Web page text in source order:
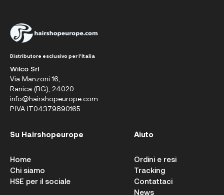
Distributore esclusivo per l'Italia
Wilco Srl
Via Manzoni 16,
Ranica (BG), 24020
info@hairshopeurope.com
P.IVA IT04379890165
Su Hairshopeurope
Home
Chi siamo
HSE per il sociale
Aiuto
Ordini e resi
Tracking
Contattaci
News